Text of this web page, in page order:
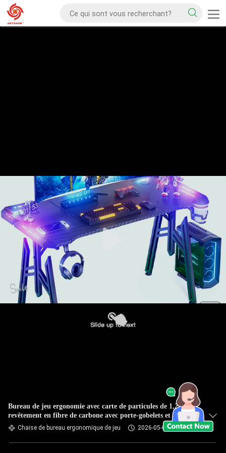
Bureau de jeu ergonomie avec carte de particules de 1,2 cm et
revêtement en fibre de carbone avec porte-gobelets et casque
Chaise de bureau ergonomique de jeu 2026-05-08